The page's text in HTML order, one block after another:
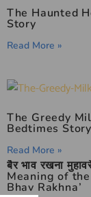
The Haunted
Story
Read More »
The Greedy
Bedtimes
Read More »
बैर भाव रखना
Meaning of
Bhav Rakhna’